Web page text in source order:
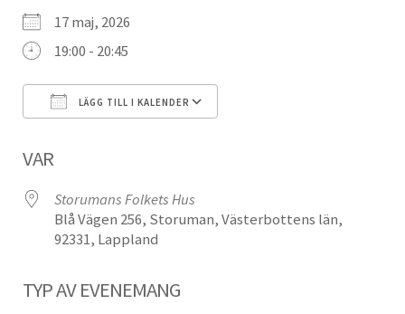
17 maj, 2026
19:00 - 20:45
LÄGG TILL I KALENDER
VAR
Storumans Folkets Hus
Blå Vägen 256, Storuman, Västerbottens län,
92331, Lappland
TYP AV EVENEMANG